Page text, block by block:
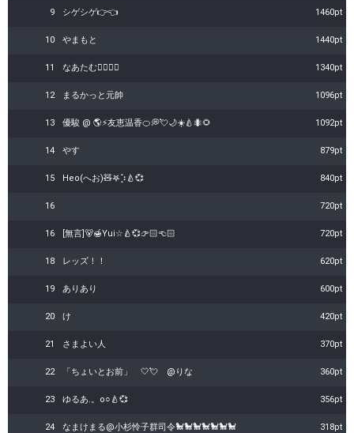
9 シゲシゲ👉👈 1460pt
10 やまもと 1440pt
11 なあたむ👉🏻👈🏻 1340pt
12 まるかっと元帥 1096pt
13 優駿 @ 🌎⚡友恵温香🍊💭💘🌙‪☀️🍐🐜🌻 1092pt
14 やす 879pt
15 Heo(へお)🧸𖤐⡱🍐💞 840pt
16 720pt
16 [無言]🐻🍯Yui☆🍐💞👉🏻👈🏻 720pt
18 レッズ！！ 620pt
19 ありあり 600pt
20 け 420pt
21 さまよい人 370pt
22 「ちょいとお前」 🤍💘 @りな 360pt
23 ゆるあ.。o○🍐💞 356pt
24 なまけまる@小杉怜子群司令🐩🐩🐩🐩‪🐩🐩🐩 318pt